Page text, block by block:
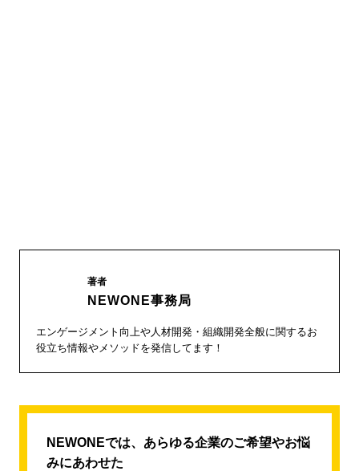
著者
NEWONE事務局
エンゲージメント向上や人材開発・組織開発全般に関するお
役立ち情報やメソッドを発信してます！
NEWONEでは、あらゆる企業のご希望やお悩
みにあわせた